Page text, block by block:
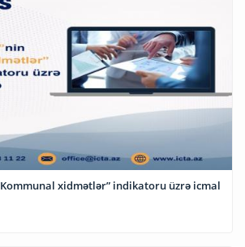
xidmətlər” indikatoru üzrə icmal